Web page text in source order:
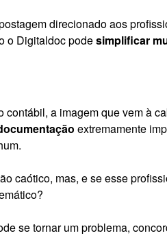
direcionado aos
o Digitaldoc podesimplificar
contábil, a imagem que vem à
extremamente
caótico, mas, e se esse
se tornar um problema,